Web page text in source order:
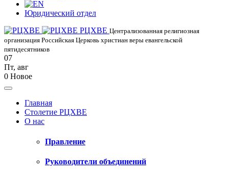
Юридический отдел
РЦХВЕ Централизованная религиозная
организация Российская Церковь христиан веры евангельской
пятидесятников
07
Пт, авг
0 Новое
Главная
Столетие РЦХВЕ
О нас
Правление
Руководители объединений